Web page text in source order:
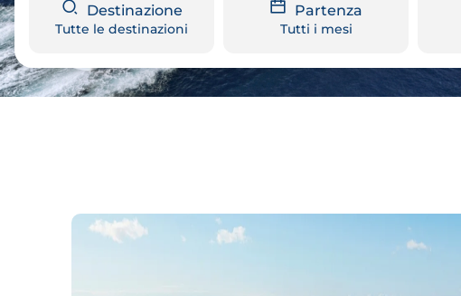
Destinazione
Tutte le destinazioni
Partenza
Tutti i mesi